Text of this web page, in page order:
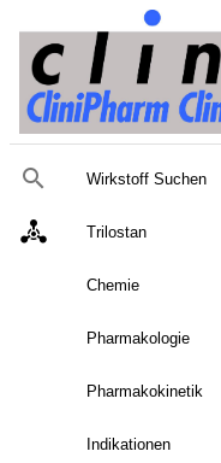
Wirkstoff Suchen
Trilostan
Chemie
Pharmakologie
Pharmakokinetik
Indikationen